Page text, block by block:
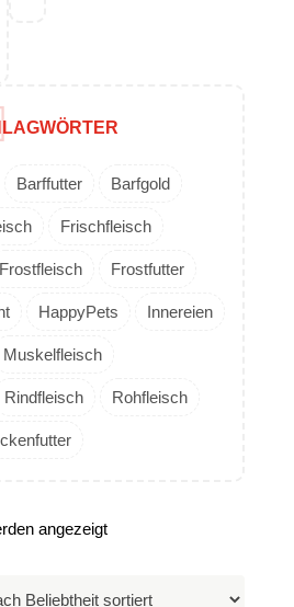
Barffutter Barfgold
Frischfleisch
Frostfleisch Frostfutter
HappyPets Innereien
Muskelfleisch
Rindfleisch Rohfleisch
angezeigt